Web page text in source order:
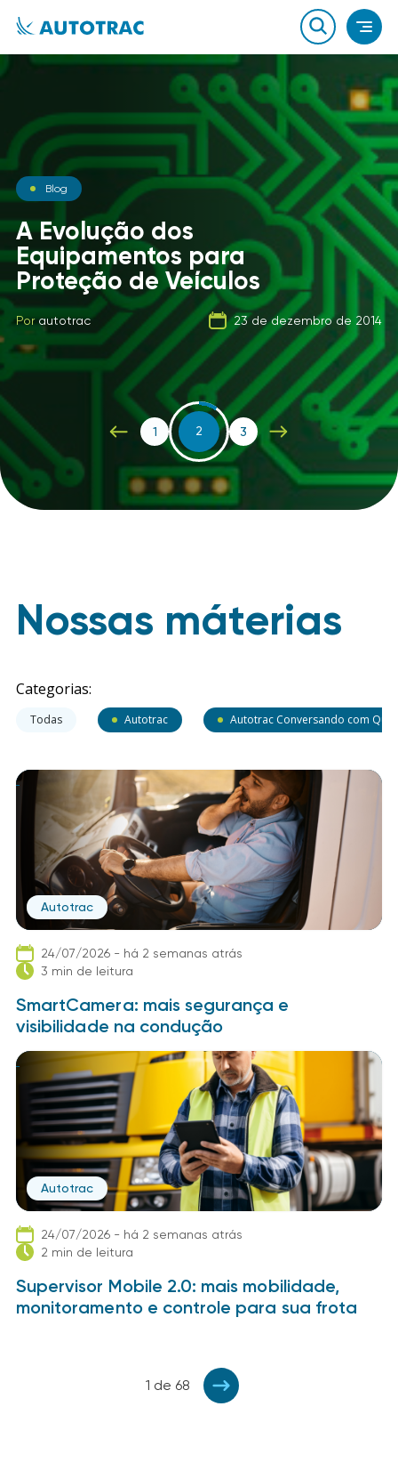
Notícias
O que você sabe sobre o
combustível que a sua
frota usa?
Porautotrac 21 de setembro de 2019
Blog
A Evolução dos
Equipamentos para
Proteção de Veículos
Porautotrac 23 de dezembro de 2014
Carga Fracionada
Porautotrac 06 de fevereiro de 2020
1 2 3
Nossas máterias
Categorias:
Todas Autotrac Autotrac Conversando com
Autotrac
24/07/2026 - há 2 semanas atrás
3 min de leitura
SmartCamera: mais segurança e
visibilidade na condução
Autotrac
24/07/2026 - há 2 semanas atrás
2 min de leitura
Supervisor Mobile 2.0: mais mobilidade,
monitoramento e controle para sua frota
1 de 68